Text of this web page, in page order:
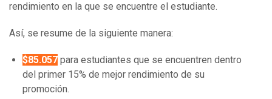
rendimiento en la que se encuentre el estudiante.
Así, se resume de la siguiente manera:
$85.057 para estudiantes que se encuentren dentro
del primer 15% de mejor rendimiento de su
promoción.